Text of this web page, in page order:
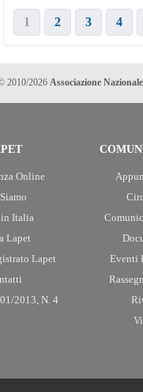
1 2 3 4
2010/2026 Associazione
Online
Italia
Lapet
Lapet
2013, N. 4
Eventi